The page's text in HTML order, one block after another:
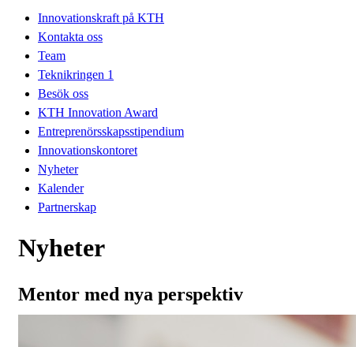
Innovationskraft på KTH
Kontakta oss
Team
Teknikringen 1
Besök oss
KTH Innovation Award
Entreprenörsskapsstipendium
Innovationskontoret
Nyheter
Kalender
Partnerskap
Nyheter
Mentor med nya perspektiv